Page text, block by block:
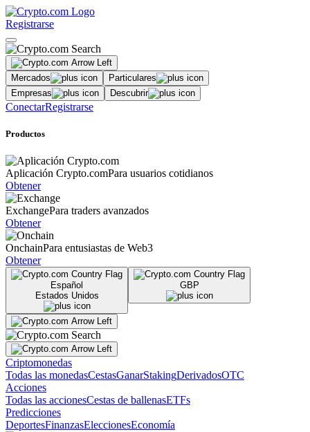
Registrarse
Mercados
Particulares
Empresas
Descubrir
ConectarRegistrarse
Productos
Aplicación Crypto.comPara usuarios cotidianos
Obtener
ExchangePara traders avanzados
Obtener
OnchainPara entusiastas de Web3
Obtener
Español
Estados Unidos
GBP
Criptomonedas
Todas las monedasCestasGanarStakingDerivadosOTC
Acciones
Todas las accionesCestas de ballenasETFs
Predicciones
DeportesFinanzasEleccionesEconomía